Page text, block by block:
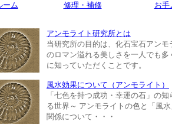
ーム
修理・補修 お手
アンモライト研究所とは
当研究所の目的は、化石宝石アンモ
のロマン溢れる美しさを一人でも多
に知っていただくことです。
風水効果について（アンモライト）
「七色を持つ成功・幸運の石」の知
る世界～ アンモライトの色と「風
関係について・・・